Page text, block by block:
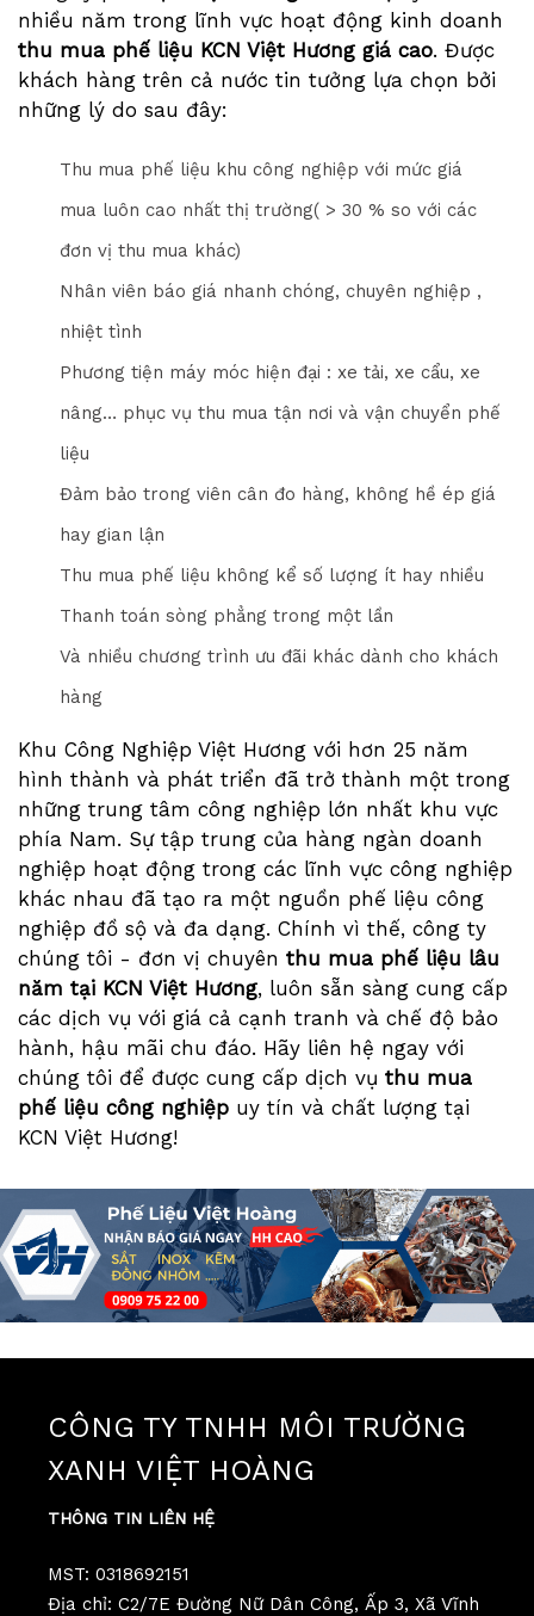
nhiều năm trong lĩnh vực hoạt động kinh doanh
thu mua phế liệu KCN Việt Hương giá cao. Được
khách hàng trên cả nước tin tưởng lựa chọn bởi
những lý do sau đây:
Thu mua phế liệu khu công nghiệp với mức giá
mua luôn cao nhất thị trường( > 30 % so với các
đơn vị thu mua khác)
Nhân viên báo giá nhanh chóng, chuyên nghiệp ,
nhiệt tình
Phương tiện máy móc hiện đại : xe tải, xe cẩu, xe
nâng… phục vụ thu mua tận nơi và vận chuyển phế
liệu
Đảm bảo trong viên cân đo hàng, không hề ép giá
hay gian lận
Thu mua phế liệu không kể số lượng ít hay nhiều
Thanh toán sòng phẳng trong một lần
Và nhiều chương trình ưu đãi khác dành cho khách
hàng
Khu Công Nghiệp Việt Hương với hơn 25 năm
hình thành và phát triển đã trở thành một trong
những trung tâm công nghiệp lớn nhất khu vực
phía Nam. Sự tập trung của hàng ngàn doanh
nghiệp hoạt động trong các lĩnh vực công nghiệp
khác nhau đã tạo ra một nguồn phế liệu công
nghiệp đồ sộ và đa dạng. Chính vì thế, công ty
chúng tôi - đơn vị chuyên thu mua phế liệu lâu
năm tại KCN Việt Hương, luôn sẵn sàng cung cấp
các dịch vụ với giá cả cạnh tranh và chế độ bảo
hành, hậu mãi chu đáo. Hãy liên hệ ngay với
chúng tôi để được cung cấp dịch vụ thu mua
phế liệu công nghiệp uy tín và chất lượng tại
KCN Việt Hương!
CÔNG TY TNHH MÔI TRƯỜNG
XANH VIỆT HOÀNG
THÔNG TIN LIÊN HỆ
MST: 0318692151
Địa chỉ: C2/7E Đường Nữ Dân Công, Ấp 3, Xã Vĩnh